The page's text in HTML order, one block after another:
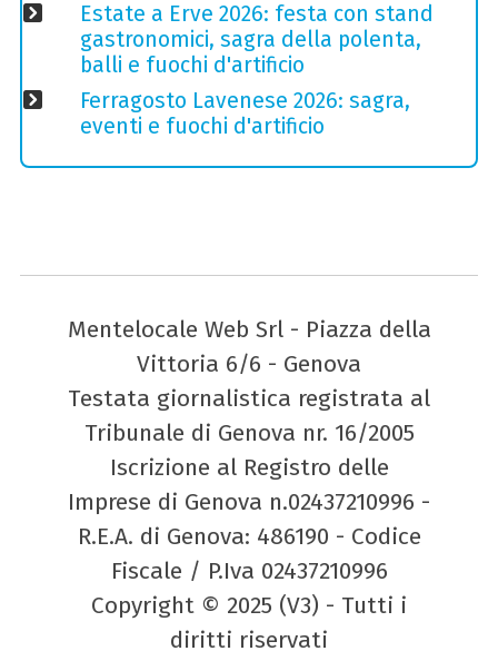
Estate a Erve 2026: festa con stand
gastronomici, sagra della polenta,
balli e fuochi d'artificio
Ferragosto Lavenese 2026: sagra,
eventi e fuochi d'artificio
Mentelocale Web Srl - Piazza della
Vittoria 6/6 - Genova
Testata giornalistica registrata al
Tribunale di Genova nr. 16/2005
Iscrizione al Registro delle
Imprese di Genova n.02437210996 -
R.E.A. di Genova: 486190 - Codice
Fiscale / P.Iva 02437210996
Copyright © 2025 (V3) - Tutti i
diritti riservati